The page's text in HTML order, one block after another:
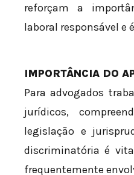
reforçam a
laboral responsável e
IMPORTÂNCIA DO
Para advogados
jurídicos,
legislação e
discriminatória é
frequentemente